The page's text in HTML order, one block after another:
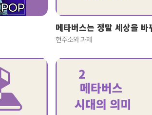
메타버스는 정말 세상을 바
현주소와 과제